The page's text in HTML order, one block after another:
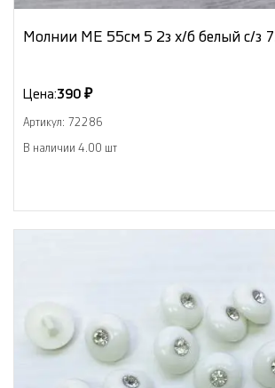
Молнии МЕ 55см 5 2з х/б белый с/з
Цена:390 ₽
Артикул: 72286
В наличии 4.00 шт